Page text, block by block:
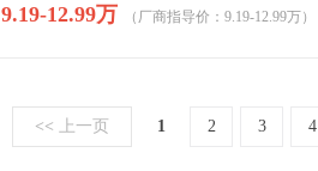
9.19-12.99万
（厂商指导价：9.19-12.99万）
<< 上一页 1 2 3 4